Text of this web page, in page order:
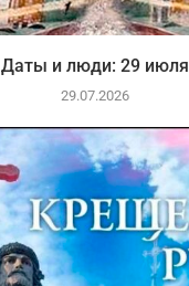
Даты и люди: 29 июля
29.07.2026